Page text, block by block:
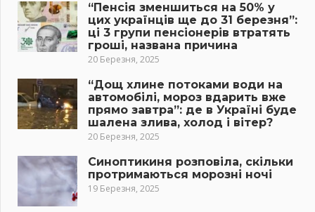
“Пенсія зменшиться на 50% у
цих українців ще до 31 березня”:
ці 3 групи пенсіонерів втратять
гроші, названа причина
20 Березня, 2025
“Дощ хлине потоками води на
автомобілі, мороз вдарить вже
прямо завтра”: де в Україні буде
шалена злива, холод і вітер?
20 Березня, 2025
Синоптикиня розповіла, скільки
протримаються морозні ночі
19 Березня, 2025